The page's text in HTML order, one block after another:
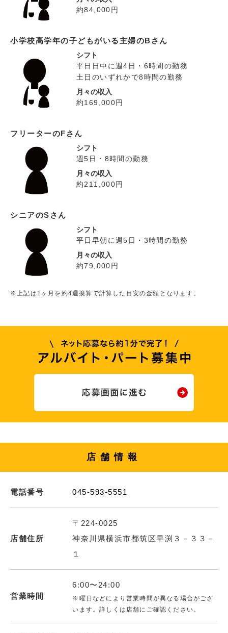
約84,000円
小学校高学年の子どもがいる主婦のBさん
シフト
平日日中に週4日・6時間の勤務
土日のいずれかで8時間の勤務
月々の収入
約169,000円
フリーターのFさん
シフト
週5日・8時間の勤務
月々の収入
約211,000円
シニアのSさん
シフト
平日早朝に週5日・3時間の勤務
月々の収入
約79,000円
※上記は1ヶ月を約4週換算で計算した目安の金額となります。
店舗情報
電話番号 045-593-5551
店舗住所
〒224-0025
神奈川県横浜市都筑区早渕３－３３－
１
営業時間
6:00〜24:00
※曜日などにより営業時間が異なる場合がござ
います。詳しくは店舗にご確認ください。